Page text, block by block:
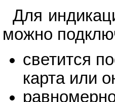
Для
можно
светится
карта или